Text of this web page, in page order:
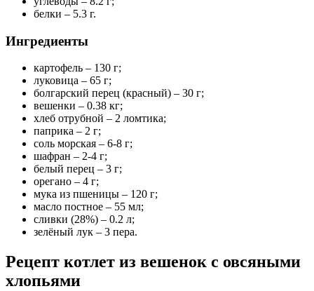
белки – 5.3 г.
Ингредиенты
картофель – 130 г;
луковица – 65 г;
болгарский перец (красный) – 30 г;
вешенки – 0.38 кг;
хлеб отрубной – 2 ломтика;
паприка – 2 г;
соль морская – 6-8 г;
шафран – 2-4 г;
белый перец – 3 г;
орегано – 4 г;
мука из пшеницы – 120 г;
масло постное – 55 мл;
сливки (28%) – 0.2 л;
зелёный лук – 3 пера.
Рецепт котлет из вешенок с овсяными
хлопьями